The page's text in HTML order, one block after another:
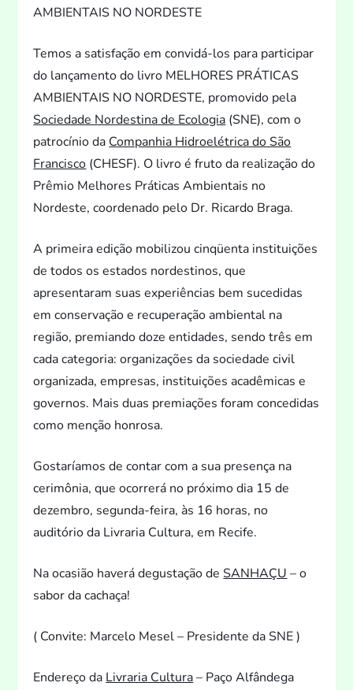
AMBIENTAIS NO NORDESTE
Temos a satisfação em convidá-los para participar
do lançamento do livro MELHORES PRÁTICAS
AMBIENTAIS NO NORDESTE, promovido pela
Sociedade Nordestina de Ecologia (SNE), com o
patrocínio da Companhia Hidroelétrica do São
Francisco (CHESF). O livro é fruto da realização do
Prêmio Melhores Práticas Ambientais no
Nordeste, coordenado pelo Dr. Ricardo Braga.
A primeira edição mobilizou cinqüenta instituições
detodos os estados nordestinos, que
apresentaram suas experiências bem sucedidas
em conservação e recuperação ambiental na
região, premiando doze entidades, sendo três em
cada categoria: organizações da sociedade civil
organizada, empresas, instituições acadêmicas e
governos. Mais duas premiações foram concedidas
como menção honrosa.
Gostaríamos de contar com a sua presença na
cerimônia, que ocorrerá no próximo dia 15 de
dezembro, segunda-feira, às 16 horas, no
auditório da Livraria Cultura, em Recife.
Na ocasião haverá degustação deSANHAÇU – o
sabor da cachaça!
( Convite: Marcelo Mesel – Presidente da SNE )
Endereço da Livraria Cultura– Paço Alfândega